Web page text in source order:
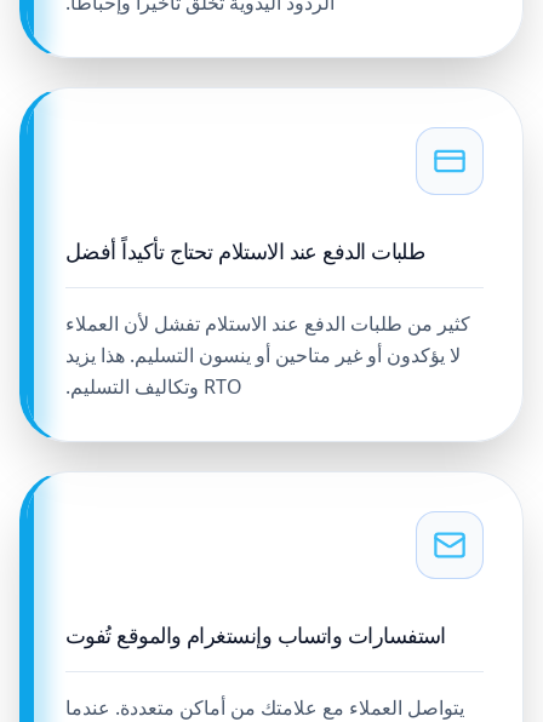
طلبات الدفع عند الاستلام تحتاج تأكيداً أفضل
كثير من طلبات الدفع عند الاستلام تفشل لأن العملاء
لا يؤكدون أو غير متاحين أو ينسون التسليم. هذا يزيد
RTO وتكاليف التسليم.
استفسارات واتساب وإنستغرام والموقع تُفوت
يتواصل العملاء مع علامتك من أماكن متعددة. عندما